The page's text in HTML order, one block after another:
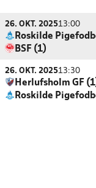
26. OKT. 202513:00
Roskilde
BSF (1)
26. OKT. 202513:30
Herlufsholm GF
Roskilde